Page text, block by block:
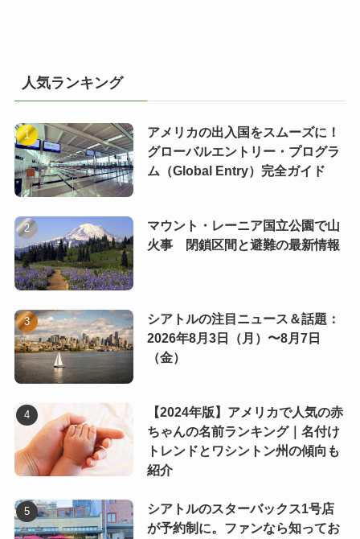
人気ランキング
アメリカの出入国をスムーズに！
グローバルエントリー・プログラ
ム（Global Entry）完全ガイド
マウント・レーニア国立公園で山
火事 閉鎖区間と避難の最新情報
シアトルの注目ニュース＆話題：
2026年8月3日（月）〜8月7日
（金）
【2024年版】アメリカで人気の赤
ちゃんの名前ランキング｜名付け
トレンドとワシントン州の傾向も
紹介
シアトルのスターバックス1号店
が予約制に。ファンなら知ってお